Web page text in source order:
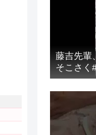
藤吉先輩
そこさく